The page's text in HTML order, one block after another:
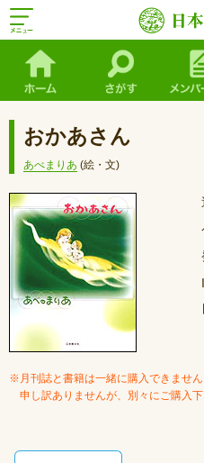
おかあさん
あべまりあ (絵・文)
※月刊誌と書籍は一緒に購入できません
申し訳ありませんが、別々にご購入下